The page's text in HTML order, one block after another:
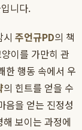
니다.
시 주언규PD의 책
이를 가만히 관
한 행동 속에서 우
의 힌트를 얻을 수
음을 얻는 진정성
보이는 과정에